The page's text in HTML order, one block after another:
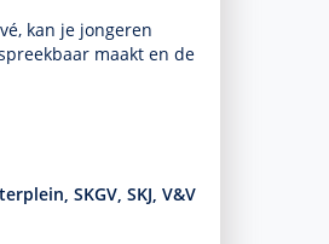
kan je jongeren
maakt en de
SKGV, SKJ, V&V